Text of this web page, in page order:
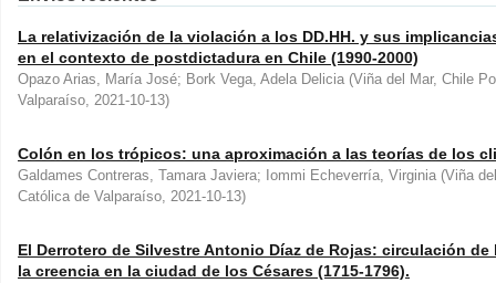
La relativización de la violación a los DD.HH. y sus
en el contexto de postdictadura en Chile (1990-2000)
Opazo Arias, María José; Bork Vega, Adela Delicia (Viña del Mar, Chile
Valparaíso, 2021-10-13)
Colón en los trópicos: una aproximación a las teorías de los
Galdames Contreras, Tamara Javiera; Iommi Echeverría, Virginia (Viña
Católica de Valparaíso, 2021-10-13)
El Derrotero de Silvestre Antonio Díaz de Rojas: circulación
la creencia en la ciudad de los Césares (1715-1796).